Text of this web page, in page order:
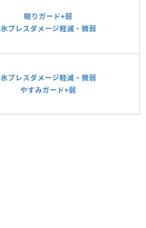
眠りガード+弱
氷ブレスダメージ軽減・微弱
氷ブレスダメージ軽減・微弱
やすみガード+弱